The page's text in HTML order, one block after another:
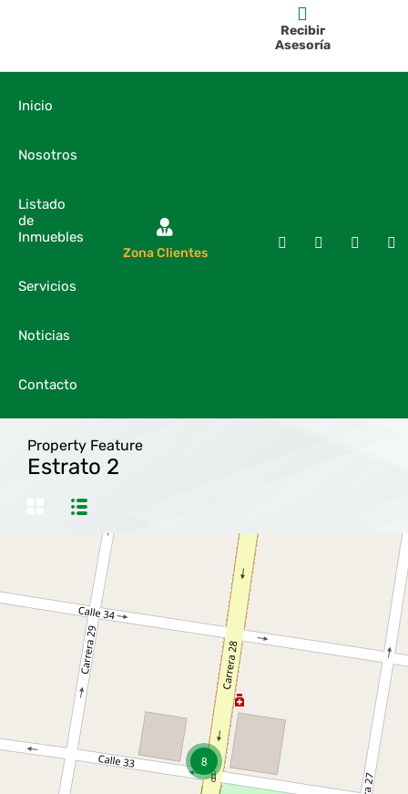
Recibir
Asesoría
Inicio
Nosotros
Listado
de
Inmuebles
Servicios
Noticias
Contacto
Zona Clientes
Property Feature
Estrato 2
8